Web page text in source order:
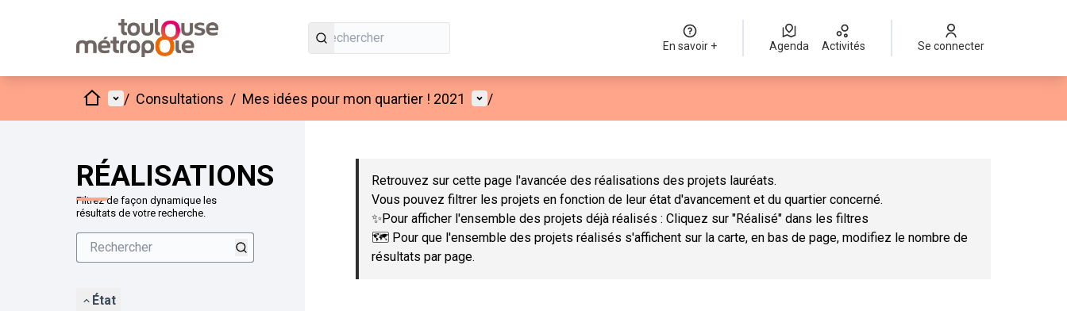
En savoir + Agenda Activités Se connecter
AccueilMenu principal
/ Consultations / Mes idées pour mon quartier ! 2021 Menu utilisateur
/
RÉALISATIONS
Filtrez de façon dynamique les
résultats de votre recherche.
État
Passer la carte
Retrouvez sur cette page l'avancée des réalisations des projets lauréats.
Vous pouvez filtrer les projets en fonction de leur état d'avancement et du quartier concerné.
✨Pour afficher l'ensemble des projets déjà réalisés : Cliquez sur "Réalisé" dans les filtres
🗺️ Pour que l'ensemble des projets réalisés s'affichent sur la carte, en bas de page, modifiez le nombre de
résultats par page.